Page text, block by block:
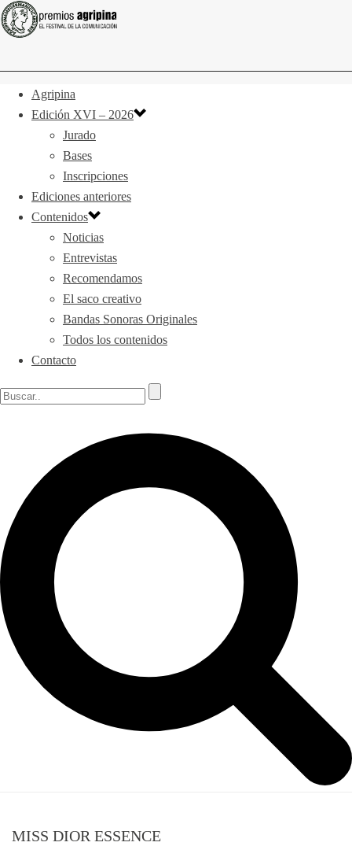
Agripina
Edición XVI – 2026
Jurado
Bases
Inscripciones
Ediciones anteriores
Contenidos
Noticias
Entrevistas
Recomendamos
El saco creativo
Bandas Sonoras Originales
Todos los contenidos
Contacto
MISS DIOR ESSENCE